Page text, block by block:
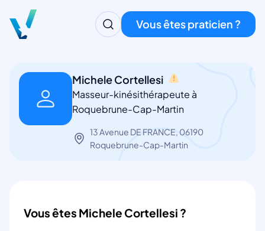
Vous êtes praticien ?
Michele Cortellesi
Masseur-kinésithérapeute à
Roquebrune-Cap-Martin
13 Avenue DE FRANCE, 06190
Roquebrune-Cap-Martin
Vous êtes Michele Cortellesi ?